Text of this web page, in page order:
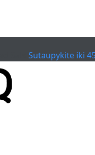
Sutaupykite iki